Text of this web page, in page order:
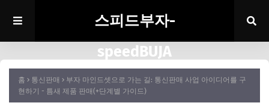
스피드부자-
speedBUJA
홈 통신판매
부자 마인드셋으로 가는 길: 통신판매 사업 아이디어를 구
현하기 - 틈새 제품 판매(+단계별 가이드)